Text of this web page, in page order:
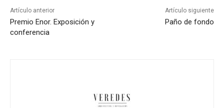
Artículo anterior
Premio Enor. Exposición y
conferencia
Artículo siguiente
Paño de fondo